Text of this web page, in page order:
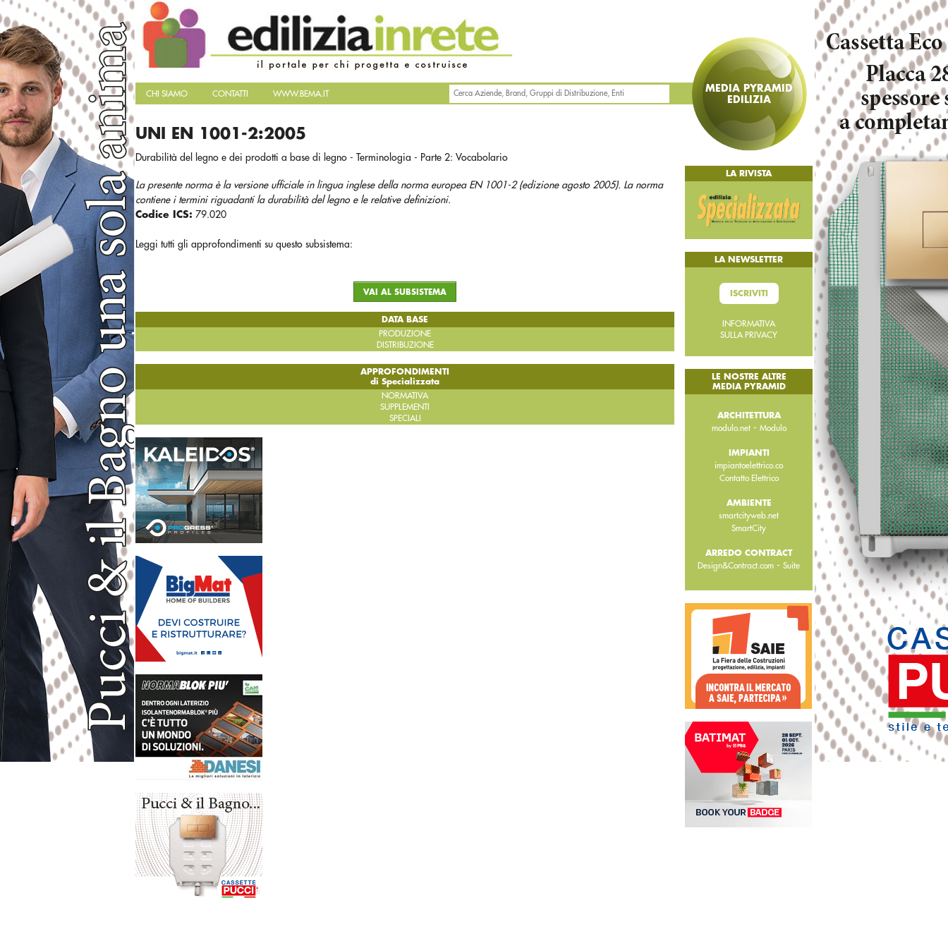
CHI SIAMO CONTATTI WWW.BEMA.IT
MEDIA PYRAMID
EDILIZIA
UNI EN 1001-2:2005
Durabilità del legno e dei prodotti a base di legno - Terminologia - Parte 2: Vocabolario
La presente norma è la versione ufficiale in lingua inglese della norma europea EN 1001-2 (edizione agosto 2005). La norma
contiene i termini riguadanti la durabilità del legno e le relative definizioni.
Codice ICS: 79.020
Leggi tutti gli approfondimenti su questo subsistema:
VAI AL SUBSISTEMA
DATA BASE
PRODUZIONE
DISTRIBUZIONE
APPROFONDIMENTI
di Specializzata
NORMATIVA
SUPPLEMENTI
SPECIALI
LA RIVISTA
LA NEWSLETTER
ISCRIVITI
INFORMATIVA
SULLA PRIVACY
LE NOSTRE ALTRE
MEDIA PYRAMID
ARCHITETTURA
modulo.net- Modulo
IMPIANTI
impiantoelettrico.co
Contatto Elettrico
AMBIENTE
smartcityweb.net
SmartCity
ARREDO CONTRACT
Design&Contract.com -Suite